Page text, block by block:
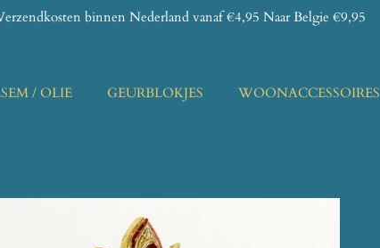
binnen Nederland vanaf €4,95 Naar Belgie €9,95
/ OLIE GEURBLOKJES WOONACCESSOIRES